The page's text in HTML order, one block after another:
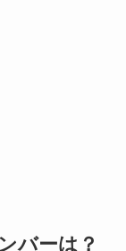
バーは？